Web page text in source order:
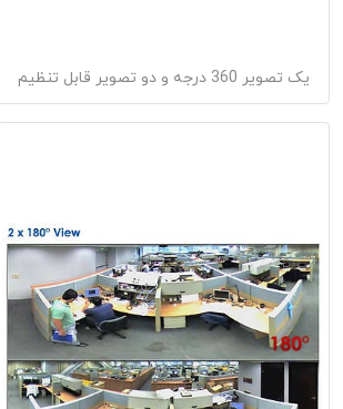
یک تصویر 360 درجه و دو تصویر قابل تنظیم